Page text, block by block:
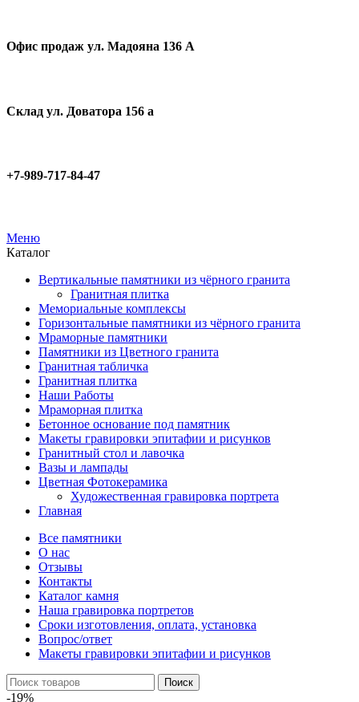
Офис продаж ул. Мадояна 136 А
Склад ул. Доватора 156 а
+7-989-717-84-47
Меню
Каталог
Вертикальные памятники из чёрного гранита
Гранитная плитка
Мемориальные комплексы
Горизонтальные памятники из чёрного гранита
Мраморные памятники
Памятники из Цветного гранита
Гранитная табличка
Гранитная плитка
Наши Работы
Мраморная плитка
Бетонное основание под памятник
Макеты гравировки эпитафии и рисунков
Гранитный стол и лавочка
Вазы и лампады
Цветная Фотокерамика
Художественная гравировка портрета
Главная
Все памятники
О нас
Отзывы
Контакты
Каталог камня
Наша гравировка портретов
Сроки изготовления, оплата, установка
Вопрос/ответ
Макеты гравировки эпитафии и рисунков
Поиск
-19%